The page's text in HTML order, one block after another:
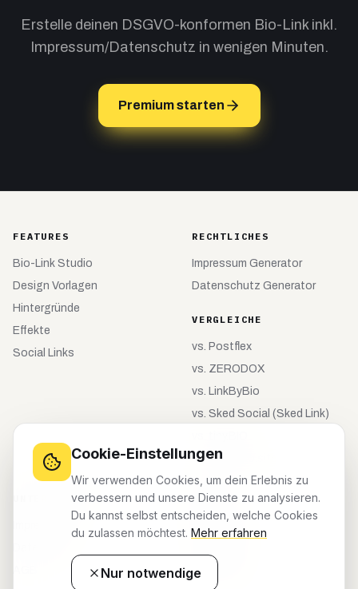
Erstelle deinen DSGVO-konformen Bio-Link inkl.
Impressum/Datenschutz in wenigen Minuten.
Premium starten
FEATURES
Bio-Link Studio
Design Vorlagen
Hintergründe
Effekte
Social Links
RECHTLICHES
Impressum Generator
Datenschutz Generator
VERGLEICHE
vs. Postflex
vs. ZERODOX
vs. LinkByBio
vs. Sked Social (Sked Link)
vs.meinebio.site
UNTERNEHMEN KONTO
Registrieren
Dashboard
Cookie-Einstellungen
Wir verwenden Cookies, um dein Erlebnis zu
verbessern und unsere Dienste zu analysieren.
Du kannst selbst entscheiden, welche Cookies
du zulassen möchtest. Mehr erfahren
Nur notwendige